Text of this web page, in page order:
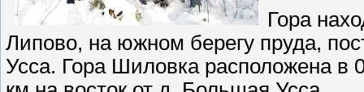
Гора
Липово, на южном берегу пруда,
Усса. Гора Шиловка расположена в